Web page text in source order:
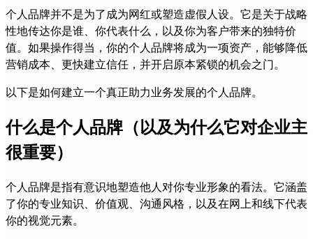
个人品牌并不是为了成为网红或塑造虚假人设。它是关于战略
性地传达你是谁、你代表什么，以及你为客户带来的独特价
值。如果操作得当，你的个人品牌将成为一项资产，能够降低
营销成本、更快建立信任，并开启原本紧锁的机会之门。
以下是如何建立一个真正助力业务发展的个人品牌。
什么是个人品牌（以及为什么它对企业主
很重要）
个人品牌是指有意识地塑造他人对你专业形象的看法。它涵盖
了你的专业知识、价值观、沟通风格，以及在网上和线下代表
你的视觉元素。